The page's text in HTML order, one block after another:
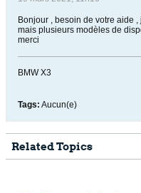
Bonjour , besoin de votre aide
mais plusieurs modèles de
merci
BMW X3
Tags: Aucun(e)
Related Topics